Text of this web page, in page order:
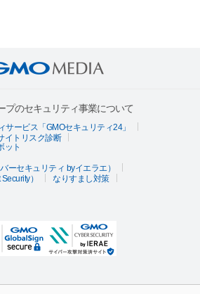
プのセキュリティ事業について
ービス「GMOセキュリティ24」
イトリスク診断
ット
ーセキュリティ byイエラエ）
）
なりすまし対策